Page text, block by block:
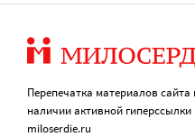
Перепечатка материалов
наличии активной
miloserdie.ru